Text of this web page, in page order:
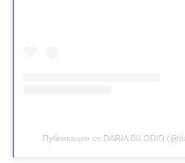
Публикация от DARIA BILODID